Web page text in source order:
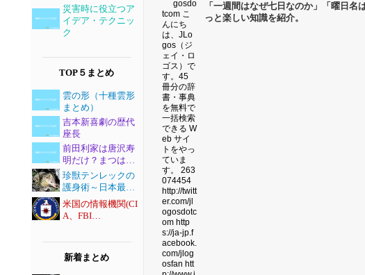
「一週間はなぜ七日なのか」「曜日
っと楽しい知識を紹介。
災害時に役立つア
イデア・テクニッ
ク
TOP５まとめ
雲の形（十種雲形
まとめ）
吉本新喜劇の歴代
座長
前田利家は唐沢寿
明だけ？まつは…
珍獣テンレックの
護身術～日本最…
米国の情報機関(CI
A、FBI…
新着まとめ